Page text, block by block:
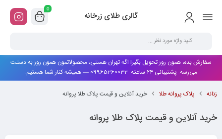
گالری طلای زرخانه
0
سفارش بده، همون روز تحویل بگیر! اگه تهران هستی، محصولاتمون همون روز به دستت
می‌رسه. پشتیبانی ۲۴ ساعته: 09965260032 — همیشه کنار شما هستیم.
زنانه پلاک پروانه طلا خرید آنلاین و قیمت پلاک طلا پروانه
خرید آنلاین و قیمت پلاک طلا پروانه